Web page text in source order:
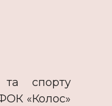
спорту
«Колос»